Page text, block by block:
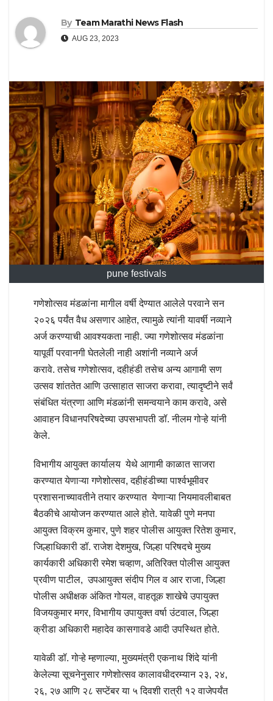
By Team Marathi News Flash
AUG 23, 2023
pune festivals
गणेशोत्सव मंडळांना मागील वर्षी देण्यात आलेले परवाने सन
२०२६ पर्यंत वैध असणार आहेत, त्यामुळे त्यांनी यावर्षी नव्याने
अर्ज करण्याची आवश्यकता नाही. ज्या गणेशोत्सव मंडळांना
यापूर्वी परवानगी घेतलेली नाही अशांनी नव्याने अर्ज
करावे. तसेच गणेशोत्सव, दहीहंडी तसेच अन्य आगामी सण
उत्सव शांततेत आणि उत्साहात साजरा करावा, त्यादृष्टीने सर्वं
संबंधित यंत्रणा आणि मंडळांनी समन्वयाने काम करावे, असे
आवाहन विधानपरिषदेच्या उपसभापती डॉ. नीलम गोऱ्हे यांनी
केले.
विभागीय आयुक्त कार्यालय येथे आगामी काळात साजरा
करण्यात येणाऱ्या गणेशोत्सव, दहीहंडीच्या पार्श्वभूमीवर
प्रशासनाच्यावतीने तयार करण्यात येणाऱ्या नियमावलीबाबत
बैठकीचे आयोजन करण्यात आले होते. यावेळी पुणे मनपा
आयुक्त विक्रम कुमार, पुणे शहर पोलीस आयुक्त रितेश कुमार,
जिल्हाधिकारी डॉ. राजेश देशमुख, जिल्हा परिषदचे मुख्य
कार्यकारी अधिकारी रमेश चव्हाण, अतिरिक्त पोलीस आयुक्त
प्रवीण पाटील, उपआयुक्त संदीप गिल व आर राजा, जिल्हा
पोलीस अधीक्षक अंकित गोयल, वाहतूक शाखेचे उपायुक्त
विजयकुमार मगर, विभागीय उपायुक्त वर्षा उंटवाल, जिल्हा
क्रीडा अधिकारी महादेव कासगावडे आदी उपस्थित होते.
यावेळी डॉ. गोऱ्हे म्हणाल्या, मुख्यमंत्री एकनाथ शिंदे यांनी
केलेल्या सूचनेनुसार गणेशोत्सव कालावधीदरम्यान २३, २४,
२६, २७ आणि २८ सप्टेंबर या ५ दिवशी रात्री १२ वाजेपर्यंत